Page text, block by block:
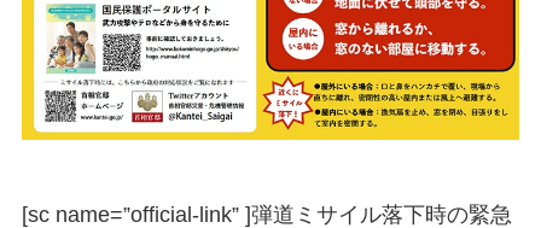
[sc name=”official-link” ]弾道ミサイル落下時の緊急